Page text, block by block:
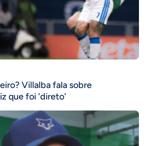
Villalba fala sobre
que foi 'direto'